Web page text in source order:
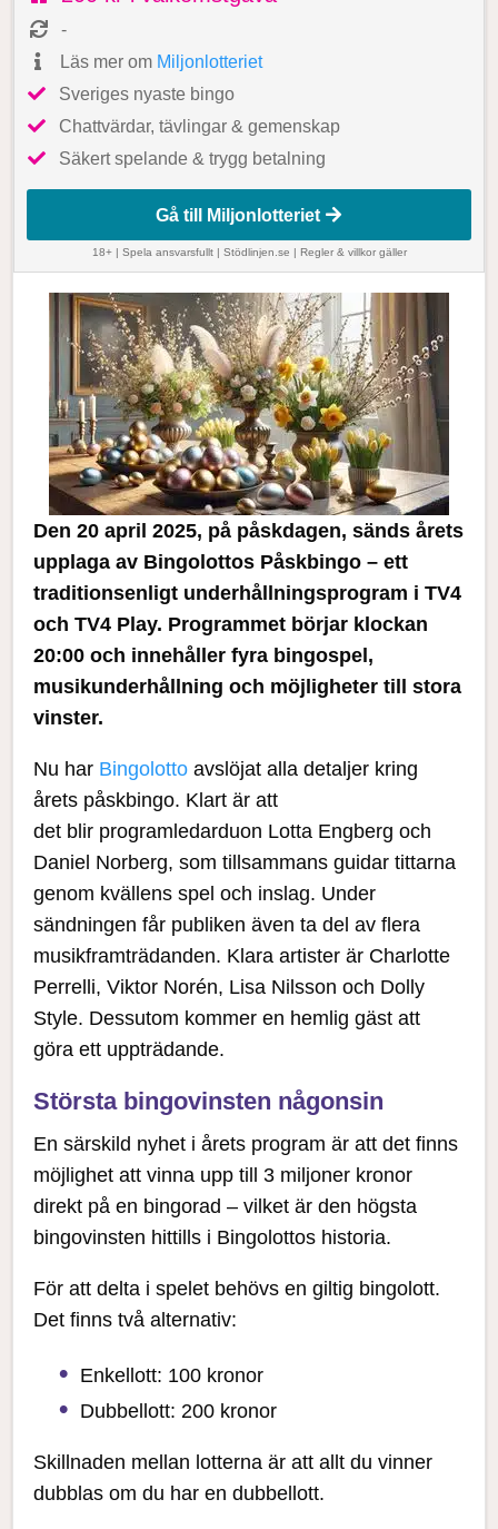
-
Läs mer om Miljonlotteriet
Sveriges nyaste bingo
Chattvärdar, tävlingar & gemenskap
Säkert spelande & trygg betalning
Gå till Miljonlotteriet
18+ | Spela ansvarsfullt | Stödlinjen.se | Regler & villkor gäller
Den 20 april 2025, på påskdagen, sänds årets
upplaga av Bingolottos Påskbingo – ett
traditionsenligt underhållningsprogram i TV4
och TV4 Play. Programmet börjar klockan
20:00 och innehåller fyra bingospel,
musikunderhållning och möjligheter till stora
vinster.
Nu har Bingolotto avslöjat alla detaljer kring
årets påskbingo. Klart är att
det blir programledarduon Lotta Engberg och
Daniel Norberg, som tillsammans guidar tittarna
genom kvällens spel och inslag. Under
sändningen får publiken även ta del av flera
musikframträdanden. Klara artister är Charlotte
Perrelli, Viktor Norén, Lisa Nilsson och Dolly
Style. Dessutom kommer en hemlig gäst att
göra ett uppträdande.
Största bingovinsten någonsin
En särskild nyhet i årets program är att det finns
möjlighet att vinna upp till 3 miljoner kronor
direkt på en bingorad – vilket är den högsta
bingovinsten hittills i Bingolottos historia.
För att delta i spelet behövs en giltig bingolott.
Det finns två alternativ:
Enkellott: 100 kronor
Dubbellott: 200 kronor
Skillnaden mellan lotterna är att allt du vinner
dubblas om du har en dubbellott.